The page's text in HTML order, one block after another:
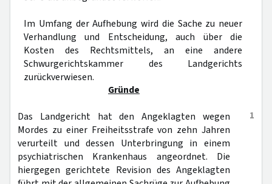
Im Umfang der Aufhebung wird die Sache zu neuer
Verhandlung und Entscheidung, auch über die
Kosten des Rechtsmittels, an eine andere
Schwurgerichtskammer des Landgerichts
zurückverwiesen.
Gründe
1
Das Landgericht hat den Angeklagten wegen
Mordes zu einer Freiheitsstrafe von zehn Jahren
verurteilt und dessen Unterbringung in einem
psychiatrischen Krankenhaus angeordnet. Die
hiergegen gerichtete Revision des Angeklagten